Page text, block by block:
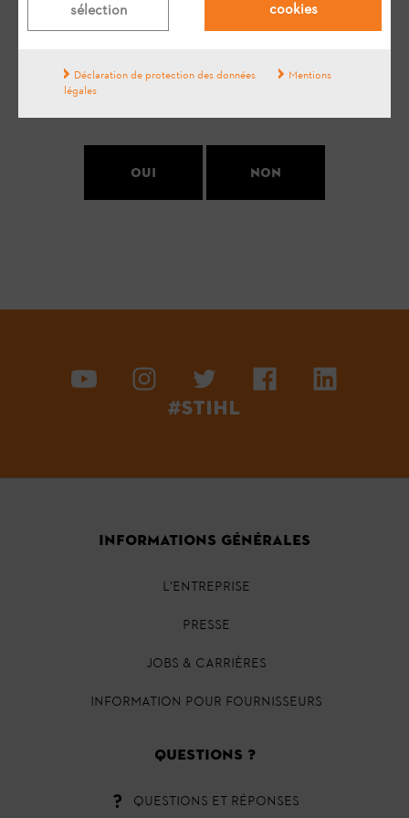
Oui Non
#STIHL
INFORMATIONS GÉNÉRALES
L'ENTREPRISE
PRESSE
JOBS & CARRIÈRES
INFORMATION POUR FOURNISSEURS
QUESTIONS ?
QUESTIONS ET RÉPONSES
sélection
cookies
Déclaration de protection des données
Mentions
légales